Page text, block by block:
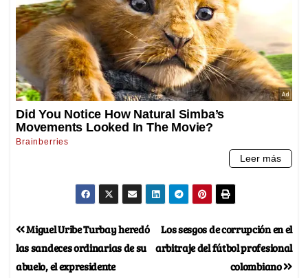
Los sesgos de corrupción en el
arbitraje del fútbol profesional
colombiano
Miguel Uribe Turbay heredó
las sandeces ordinarias de su
abuelo, el expresidente